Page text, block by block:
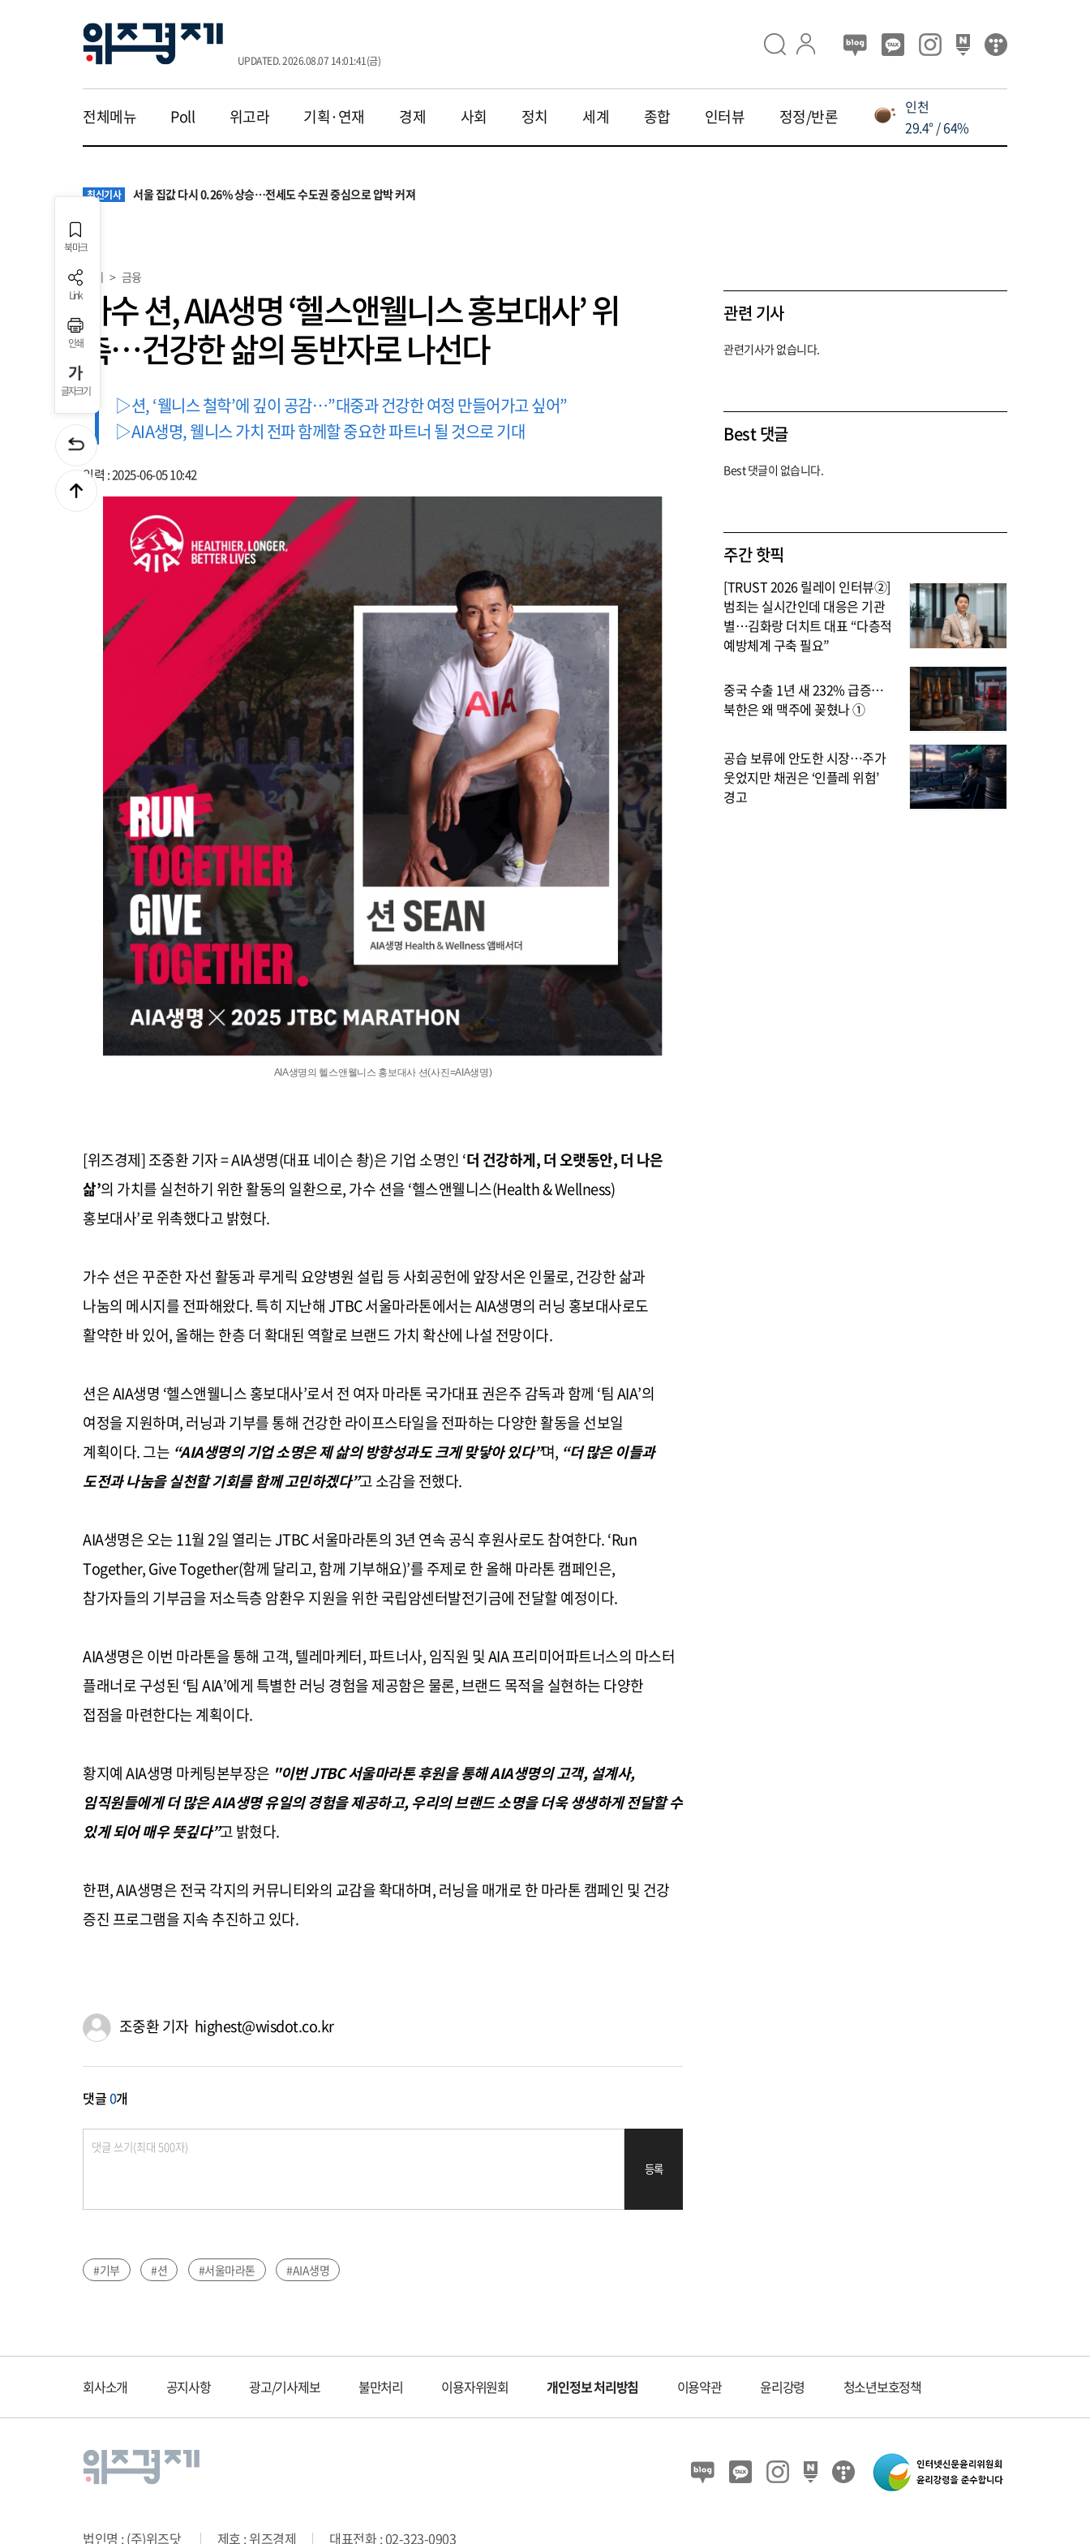
UPDATED. 2026.08.07 14:01:41(금)
전체메뉴 Poll 위고라 기획·연재 경제 사회 정치 세계 종합 인터뷰 정정/반론
인천
29.4° / 64%
최신기사 서울 집값 다시 0.26% 상승…전세도 수도권 중심으로 압박 커져
최신기사
북마크
Link
인쇄
글자크기
경제 > 금융
가수 션, AIA생명 ‘헬스앤웰니스 홍보대사’ 위
촉…건강한 삶의 동반자로 나선다
▷션, ‘웰니스 철학’에 깊이 공감…”대중과 건강한 여정 만들어가고 싶어”
▷AIA생명, 웰니스 가치 전파 함께할 중요한 파트너 될 것으로 기대
입력 : 2025-06-05 10:42
AIA생명의 헬스앤웰니스 홍보대사 션(사진=AIA생명)
[위즈경제] 조중환 기자 = AIA생명(대표 네이슨 촹)은 기업 소명인 ‘더 건강하게, 더 오랫동안, 더 나은
삶’의 가치를 실천하기 위한 활동의 일환으로, 가수 션을 ‘헬스앤웰니스(Health & Wellness)
홍보대사’로 위촉했다고 밝혔다.
가수 션은 꾸준한 자선 활동과 루게릭 요양병원 설립 등 사회공헌에 앞장서온 인물로, 건강한 삶과
나눔의 메시지를 전파해왔다. 특히 지난해 JTBC 서울마라톤에서는 AIA생명의 러닝 홍보대사로도
활약한 바 있어, 올해는 한층 더 확대된 역할로 브랜드 가치 확산에 나설 전망이다.
션은 AIA생명 ‘헬스앤웰니스 홍보대사’로서 전 여자 마라톤 국가대표 권은주 감독과 함께 ‘팀 AIA’의
여정을 지원하며, 러닝과 기부를 통해 건강한 라이프스타일을 전파하는 다양한 활동을 선보일
계획이다. 그는 “AIA생명의 기업 소명은 제 삶의 방향성과도 크게 맞닿아 있다”며, “더 많은 이들과
도전과 나눔을 실천할 기회를 함께 고민하겠다”고 소감을 전했다.
AIA생명은 오는 11월 2일 열리는 JTBC 서울마라톤의 3년 연속 공식 후원사로도 참여한다. ‘Run
Together, Give Together(함께 달리고, 함께 기부해요)’를 주제로 한 올해 마라톤 캠페인은,
참가자들의 기부금을 저소득층 암환우 지원을 위한 국립암센터발전기금에 전달할 예정이다.
AIA생명은 이번 마라톤을 통해 고객, 텔레마케터, 파트너사, 임직원 및 AIA 프리미어파트너스의 마스터
플래너로 구성된 ‘팀 AIA’에게 특별한 러닝 경험을 제공함은 물론, 브랜드 목적을 실현하는 다양한
접점을 마련한다는 계획이다.
황지예 AIA생명 마케팅본부장은 "이번 JTBC 서울마라톤 후원을 통해 AIA생명의 고객, 설계사,
임직원들에게 더 많은 AIA생명 유일의 경험을 제공하고, 우리의 브랜드 소명을 더욱 생생하게 전달할 수
있게 되어 매우 뜻깊다”고 밝혔다.
한편, AIA생명은 전국 각지의 커뮤니티와의 교감을 확대하며, 러닝을 매개로 한 마라톤 캠페인 및 건강
증진 프로그램을 지속 추진하고 있다.
조중환 기자 highest@wisdot.co.kr
댓글0개
등록
관련 기사
관련기사가 없습니다.
Best 댓글
Best 댓글이 없습니다.
주간 핫픽
[TRUST 2026 릴레이 인터뷰②]
범죄는 실시간인데 대응은 기관
별…김화랑 더치트 대표 “다층적
예방체계 구축 필요”
중국 수출 1년 새 232% 급증…
북한은 왜 맥주에 꽂혔나 ①
공습 보류에 안도한 시장…주가
웃었지만 채권은 ‘인플레 위험’
경고
#기부 #션 #서울마라톤 #AIA생명
회사소개 공지사항 광고/기사제보 불만처리 이용자위원회 개인정보 처리방침 이용약관 윤리강령 청소년보호정책
법인명 : (주)위즈닷 제호 : 위즈경제 대표전화 : 02-323-0903